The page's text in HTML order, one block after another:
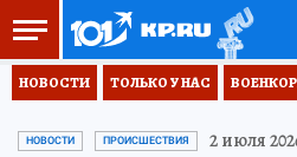
НОВОСТИ ТОЛЬКО У НАС
НОВОСТИ ПРОИСШЕСТВИЯ 2 июля